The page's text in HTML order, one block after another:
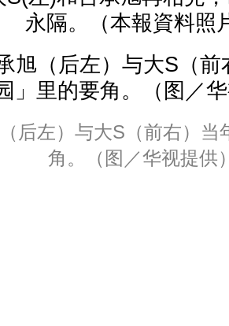
后左）与大S（前右）当
角。（图／华视提供